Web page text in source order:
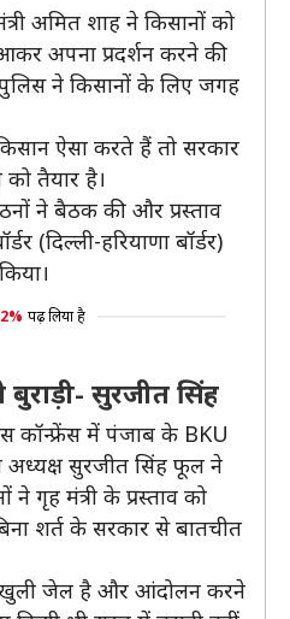
अमित शाह ने किसानों को
अपना प्रदर्शन करने की
ने किसानों के लिए जगह
ऐसा करते हैं तो सरकार
तैयार है।
ने बैठक की और प्रस्ताव
(दिल्ली-हरियाणा बॉर्डर)
पढ़ लिया है
सुरजीत सिंह
कॉन्फ्रेंस में पंजाब के BKU
अध्यक्ष सुरजीत सिंह फूल ने
गृह मंत्री के प्रस्ताव को
शर्त के सरकार से बातचीत
खुली जेल है और आंदोलन करने